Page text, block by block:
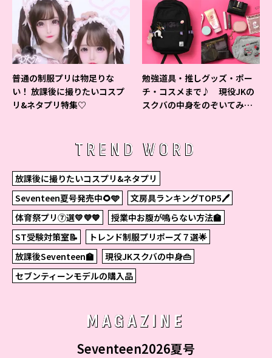
普通の制服プリは物足りな
い！ 放課後に撮りたいコスプ
リ&ネタプリ特集♡
勉強道具・推しグッズ・ポー
チ・コスメまで♪ 現役JKの
スクバの中身をのぞいてみ
TREND WORD
放課後に撮りたいコスプリ&ネタプリ
Seventeen夏号発売中🌻🩵
文房具ランキングTOP5🖊
体育祭プリ⑦選💛💜💙
授業中お腹が鳴らない方法🏫
ST受験対策室📝
トレンド制服プリポーズ７選🌟
放課後Seventeen🏫
現役JKスクバの中身👜
セブンティーンモデルの購入品
MAGAZINE
Seventeen2026夏号